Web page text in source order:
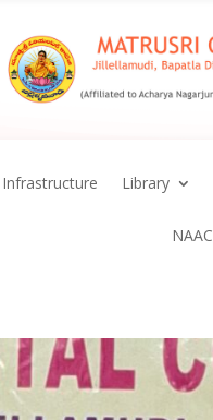
Infrastructure Library
NAAC